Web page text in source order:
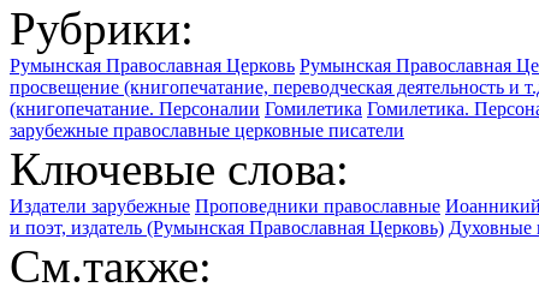
Рубрики:
Румынская Православная Церковь Румынская Православная
просвещение (книгопечатание, переводческая деятельность и
(книгопечатание. Персоналии Гомилетика Гомилетика.
зарубежные православные церковные писатели
Ключевые слова:
Издатели зарубежные Проповедники православные
и поэт, издатель (Румынская Православная Церковь) Духовные
См.также: